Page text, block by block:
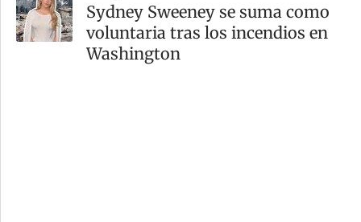
Sydney Sweeney se suma como
voluntaria tras los incendios en
Washington